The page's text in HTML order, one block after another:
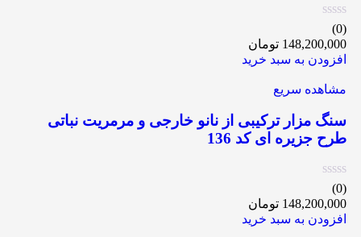
(0)
148,200,000 تومان
افزودن به سبد خرید
مشاهده سریع
سنگ مزار ترکیبی از نانو خارجی و مرمریت نباتی
طرح جزیره ای کد 136
(0)
148,200,000 تومان
افزودن به سبد خرید